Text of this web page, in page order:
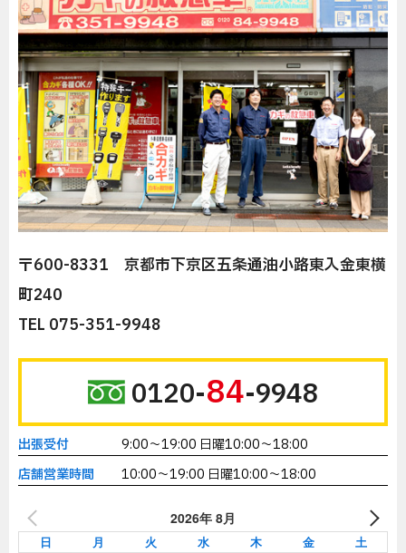
〒600-8331 京都市下京区五条通油小路東入金東横
町240
TEL 075-351-9948
0120-84-9948
出張受付
9:00～19:00 日曜10:00～18:00
店舗営業時間
10:00～19:00 日曜10:00～18:00
2026年 8月
日 月 火 水 木 金 土